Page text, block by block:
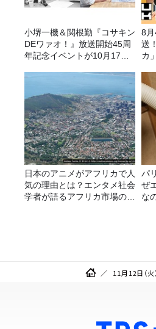
小堺一機＆関根勤『コサキン
DEワァオ！』放送開始45周
年記念イベントが10月17日
FC先行受付スタート！
8
送
カ
日本のアニメがアフリカで人
気の理由とは？エンタメ社会
学者が語るアフリカ市場のリ
パ
ぜ
な
11月12日（